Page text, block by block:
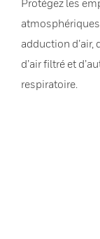
adduction
d’air filtré et
respiratoire.